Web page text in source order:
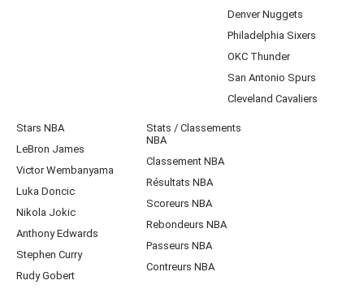
Denver Nuggets
Philadelphia Sixers
OKC Thunder
San Antonio Spurs
Cleveland Cavaliers
Stars NBA
LeBron James
Victor Wembanyama
Luka Doncic
Nikola Jokic
Anthony Edwards
Stephen Curry
Rudy Gobert
Stats / Classements
NBA
Classement NBA
Résultats NBA
Scoreurs NBA
Rebondeurs NBA
Passeurs NBA
Contreurs NBA